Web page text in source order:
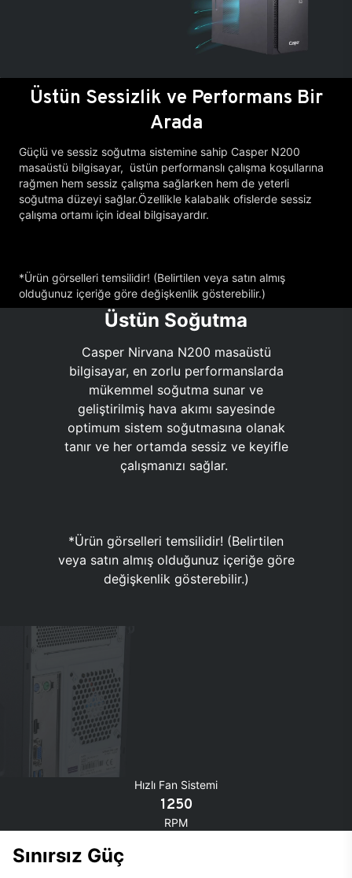
Üstün Sessizlik ve Performans Bir
Arada
Güçlü ve sessiz soğutma sistemine sahip Casper N200
masaüstü bilgisayar, üstün performanslı çalışma koşullarına
rağmen hem sessiz çalışma sağlarken hem de yeterli
soğutma düzeyi sağlar.Özellikle kalabalık ofislerde sessiz
çalışma ortamı için ideal bilgisayardır.
*Ürün görselleri temsilidir! (Belirtilen veya satın almış
olduğunuz içeriğe göre değişkenlik gösterebilir.)
Üstün Soğutma
Casper Nirvana N200 masaüstü
bilgisayar, en zorlu performanslarda
mükemmel soğutma sunar ve
geliştirilmiş hava akımı sayesinde
optimum sistem soğutmasına olanak
tanır ve her ortamda sessiz ve keyifle
çalışmanızı sağlar.
*Ürün görselleri temsilidir! (Belirtilen
veya satın almış olduğunuz içeriğe göre
değişkenlik gösterebilir.)
Hızlı Fan Sistemi
1250
RPM
Sınırsız Güç